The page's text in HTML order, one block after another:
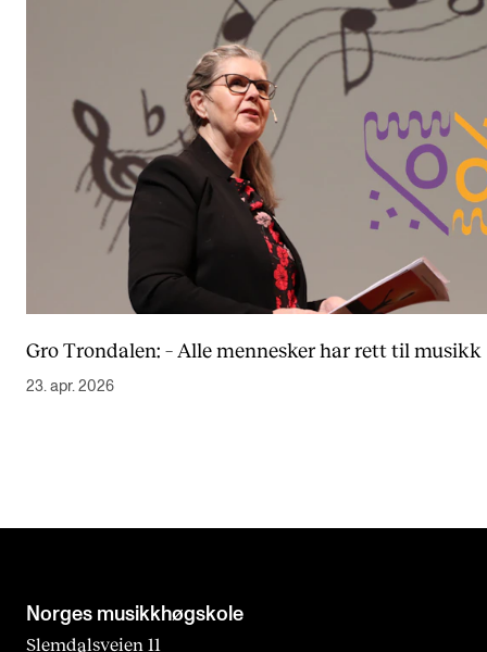
Gro Trondalen: – Alle mennesker har rett til musikk
23. apr. 2026
Norges musikk­høgskole
Slemdalsveien 11